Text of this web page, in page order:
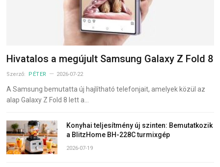
Hivatalos a megújult Samsung Galaxy Z Fold 8
Szerző: PÉTER 2026-07-22
A Samsung bemutatta új hajlítható telefonjait, amelyek közül az
alap Galaxy Z Fold 8 lett a…
Konyhai teljesítmény új szinten: Bemutatkozik
a BlitzHome BH-228C turmixgép
2026-07-19